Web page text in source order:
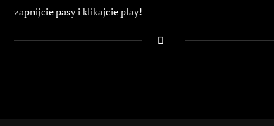
zapnijcie pasy i klikajcie play!